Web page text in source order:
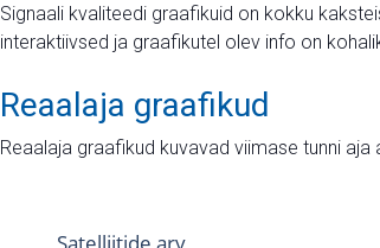
Signaali kvaliteedi graafikuid on kokku
interaktiivsed ja graafikutel olev info on
Reaalaja graafikud
Reaalaja graafikud kuvavad viimase tunni aja